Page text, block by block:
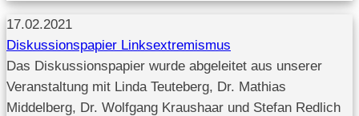
17.02.2021
Diskussionspapier Linksextremismus
Das Diskussionspapier wurde abgeleitet aus unserer
Veranstaltung mit Linda Teuteberg, Dr. Mathias
Middelberg, Dr. Wolfgang Kraushaar und Stefan Redlich